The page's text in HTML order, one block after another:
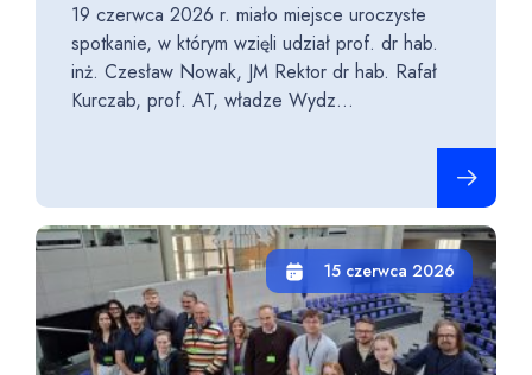
19 czerwca 2026 r. miało miejsce uroczyste
spotkanie, w którym wzięli udział prof. dr hab.
inż. Czesław Nowak, JM Rektor dr hab. Rafał
Kurczab, prof. AT, władze Wydz...
15 czerwca 2026